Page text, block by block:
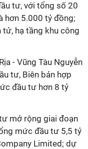
tư, với tổng số 20
hơn 5.000 tỷ đồng;
hạ tầng khu công
- Vũng Tàu Nguyễn
tư, Biên bản hợp
đầu tư hơn 8 tỷ
mở rộng giai đoạn
mức đầu tư 5,5 tỷ
Limited; dự